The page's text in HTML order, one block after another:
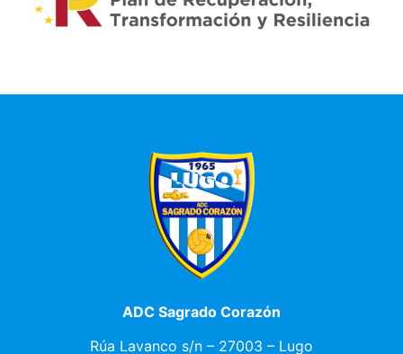
ADC Sagrado Corazón
Rúa Lavanco s/n – 27003 – Lugo